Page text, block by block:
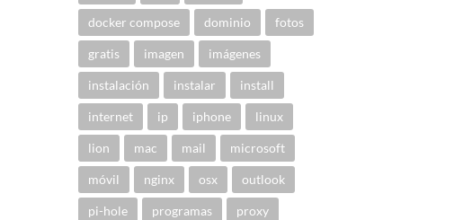
docker compose dominio fotos
gratis imagen imágenes
instalación instalar install
internet ip iphone linux
lion mac mail microsoft
móvil nginx osx outlook
pi-hole programas proxy